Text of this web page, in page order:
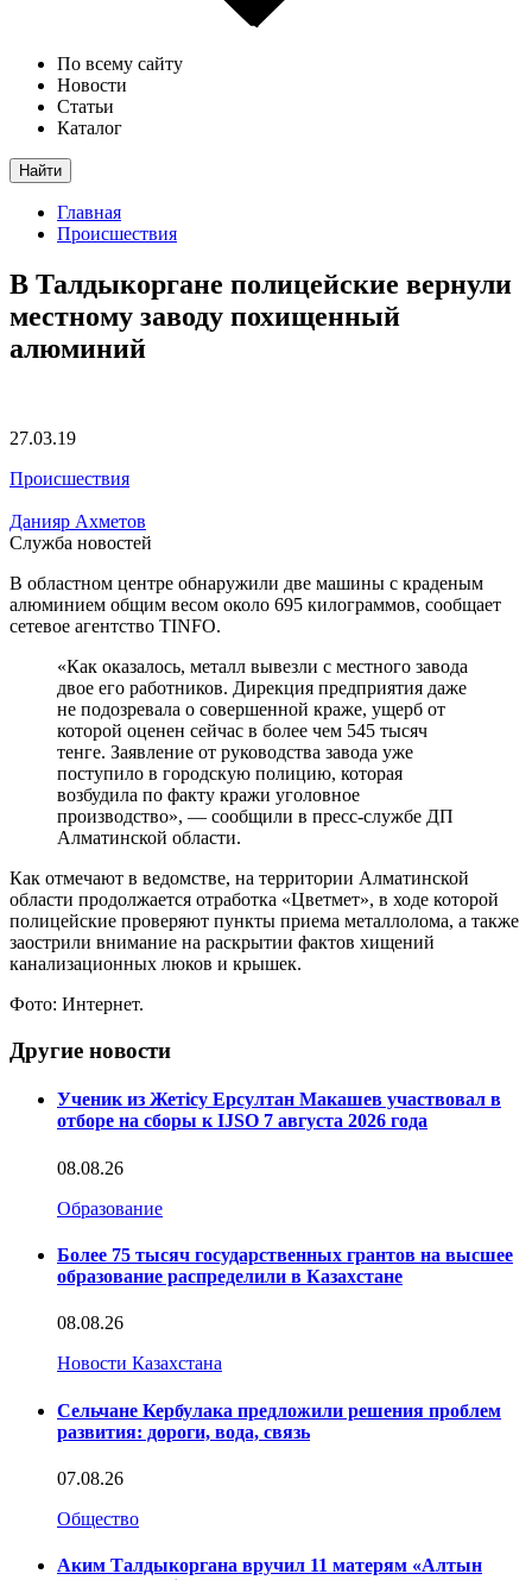
По всему сайту
Новости
Статьи
Каталог
Найти
Главная
Происшествия
В Талдыкоргане полицейские вернули
местному заводу похищенный
алюминий
27.03.19
Происшествия
Данияр Ахметов
Служба новостей
В областном центре обнаружили две машины с краденым
алюминием общим весом около 695 килограммов, сообщает
сетевое агентство TINFO.
«Как оказалось, металл вывезли с местного завода
двое его работников. Дирекция предприятия даже
не подозревала о совершенной краже, ущерб от
которой оценен сейчас в более чем 545 тысяч
тенге. Заявление от руководства завода уже
поступило в городскую полицию, которая
возбудила по факту кражи уголовное
производство», — сообщили в пресс-службе ДП
Алматинской области.
Как отмечают в ведомстве, на территории Алматинской
области продолжается отработка «Цветмет», в ходе которой
полицейские проверяют пункты приема металлолома, а также
заострили внимание на раскрытии фактов хищений
канализационных люков и крышек.
Фото: Интернет.
Другие новости
Ученик из Жетісу Ерсултан Макашев участвовал в
отборе на сборы к IJSO 7 августа 2026 года
08.08.26
Образование
Более 75 тысяч государственных грантов на высшее
образование распределили в Казахстане
08.08.26
Новости Казахстана
Сельчане Кербулака предложили решения проблем
развития: дороги, вода, связь
07.08.26
Общество
Аким Талдыкоргана вручил 11 матерям «Алтын